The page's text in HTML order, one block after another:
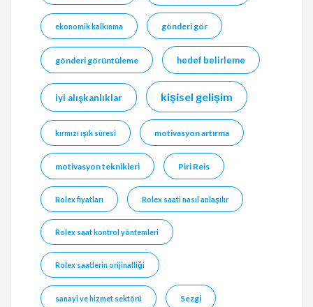
ekonomik kalkınma gönderi gör
gönderi görüntüleme hedef belirleme
iyi alışkanlıklar kişisel gelişim
kırmızı ışık süresi motivasyon artırma
motivasyon teknikleri Piri Reis
Rolex fiyatları Rolex saati nasıl anlaşılır
Rolex saat kontrol yöntemleri
Rolex saatlerin orijinalliği
sanayi ve hizmet sektörü Sezgi